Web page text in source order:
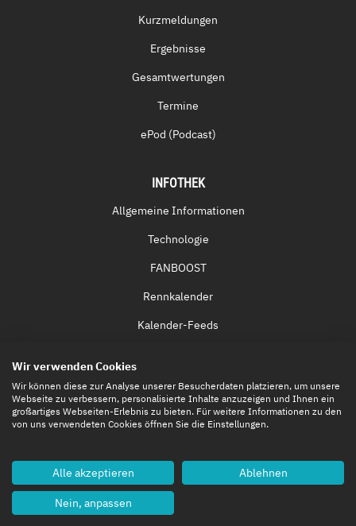
Kurzmeldungen
Ergebnisse
Gesamtwertungen
Termine
ePod (Podcast)
INFOTHEK
Allgemeine Informationen
Technologie
FANBOOST
Rennkalender
Kalender-Feeds
Eintrittskarten
Wir verwenden Cookies
Wir können diese zur Analyse unserer Besucherdaten platzieren, um unsere
Webseite zu verbessern, personalisierte Inhalte anzuzeigen und Ihnen ein
großartiges Webseiten-Erlebnis zu bieten. Für weitere Informationen zu den
von uns verwendeten Cookies öffnen Sie die Einstellungen.
Alle akzeptieren Ablehnen
Nein, anpassen